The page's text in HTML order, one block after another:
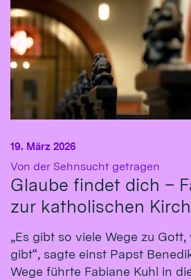
Von der Sehnsucht getragen
Glaube findet dich –
zur katholischen
19. März 2026
„Es gibt so viele Wege zu
gibt“, sagte einst Papst
Wege führte Fabiane Kuhl in